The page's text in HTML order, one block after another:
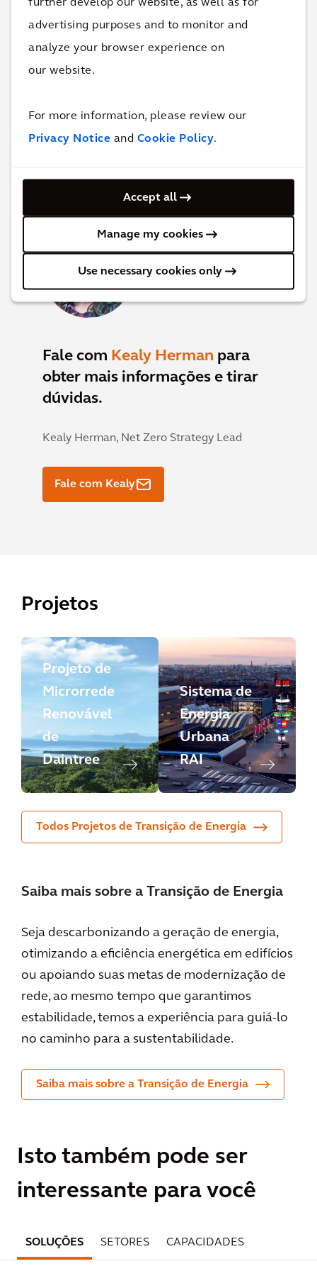
further develop our website, as well as for
advertising purposes and to monitor and
analyze your browser experience on
our website.
For more information, please review our
Privacy Notice and Cookie Policy.
Accept all
Manage my cookies
Use necessary cookies only
Fale com
Hendrik-Jan Steeman
para obter mais informações e
Hendrik-Jan Steeman,Team Leader Green
Buildings & Co-lead Energy Transition
Fale com Hendrik-Jan
Fale com Kealy Herman para
obter mais informações e tirar
dúvidas.
Kealy Herman, Net Zero Strategy Lead
Fale com Kealy
Projetos
Projeto de
Microrrede
Renovável
de
Daintree
Sistema de
Energia
Urbana
RAI
Todos Projetos de Transição de Energia
Saiba mais sobre a Transição de Energia
Seja descarbonizando a geração de energia,
otimizando a eficiência energética em edifícios
ou apoiando suas metas de modernização de
rede, ao mesmo tempo que garantimos
estabilidade, temos a experiência para guiá-lo
no caminho para a sustentabilidade.
Saiba mais sobre a Transição de Energia
Isto também pode ser
interessante para você
SOLUÇÕES SETORES CAPACIDADES